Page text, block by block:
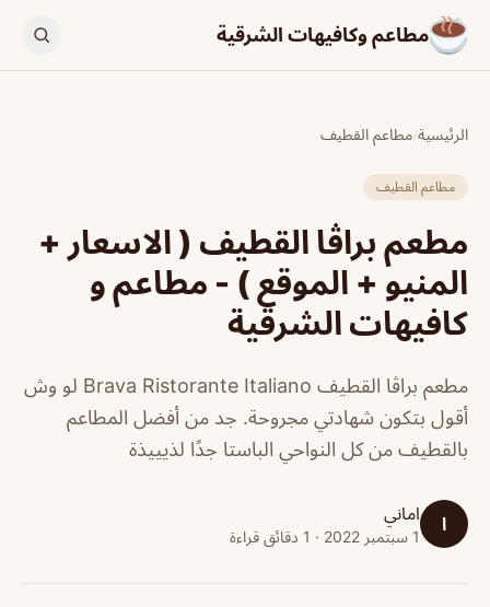
مطاعم وكافيهات الشرقية
الرئيسية/مطاعم القطيف
مطاعم القطيف
مطعم براڤا القطيف ( الاسعار +
المنيو + الموقع ) - مطاعم و
كافيهات الشرقية
مطعم براڤا القطيف Brava Ristorante Italiano لو وش
أقول بتكون شهادتي مجروحة. جد من أفضل المطاعم
بالقطيف من كل النواحي الباستا جدًا لذيييذة
ا اماني
1 سبتمبر 2022 · 1 دقائق قراءة